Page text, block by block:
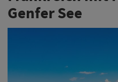
Genfer See